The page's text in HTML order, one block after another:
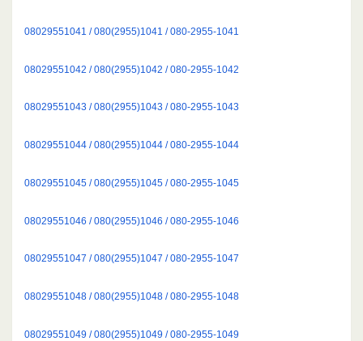
08029551041 / 080(2955)1041 / 080-2955-1041
08029551042 / 080(2955)1042 / 080-2955-1042
08029551043 / 080(2955)1043 / 080-2955-1043
08029551044 / 080(2955)1044 / 080-2955-1044
08029551045 / 080(2955)1045 / 080-2955-1045
08029551046 / 080(2955)1046 / 080-2955-1046
08029551047 / 080(2955)1047 / 080-2955-1047
08029551048 / 080(2955)1048 / 080-2955-1048
08029551049 / 080(2955)1049 / 080-2955-1049